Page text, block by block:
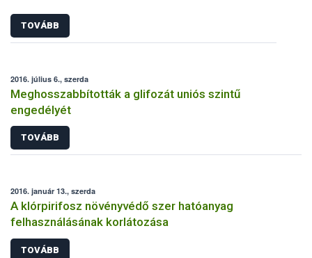
TOVÁBB
2016. július 6., szerda
Meghosszabbították a glifozát uniós szintű
engedélyét
TOVÁBB
2016. január 13., szerda
A klórpirifosz növényvédő szer hatóanyag
felhasználásának korlátozása
TOVÁBB